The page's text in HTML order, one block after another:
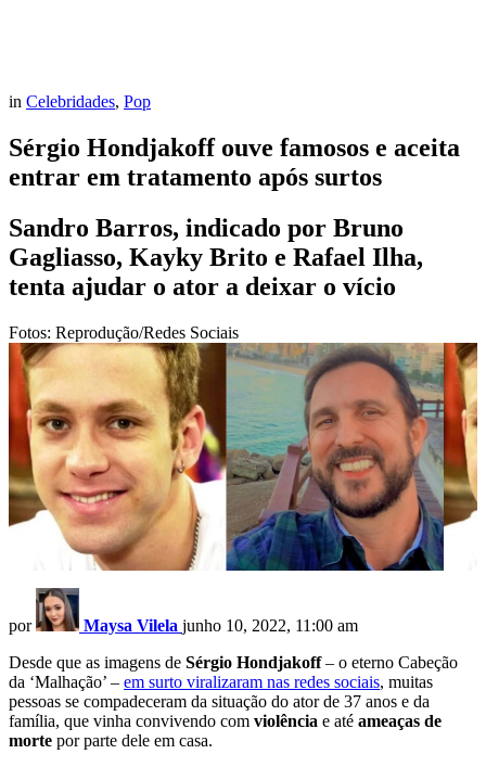
in Celebridades, Pop
Sérgio Hondjakoff ouve famosos e aceita
entrar em tratamento após surtos
Sandro Barros, indicado por Bruno
Gagliasso, Kayky Brito e Rafael Ilha,
tenta ajudar o ator a deixar o vício
Fotos: Reprodução/Redes Sociais
por Maysa Vilela junho 10, 2022, 11:00 am
Desde que as imagens de Sérgio Hondjakoff– o eterno Cabeção
da ‘Malhação’ – em surto viralizaram nas redes sociais, muitas
pessoas se compadeceram da situação do ator de 37 anos e da
família, que vinha convivendo com violência e até ameaças de
morte por parte dele em casa.